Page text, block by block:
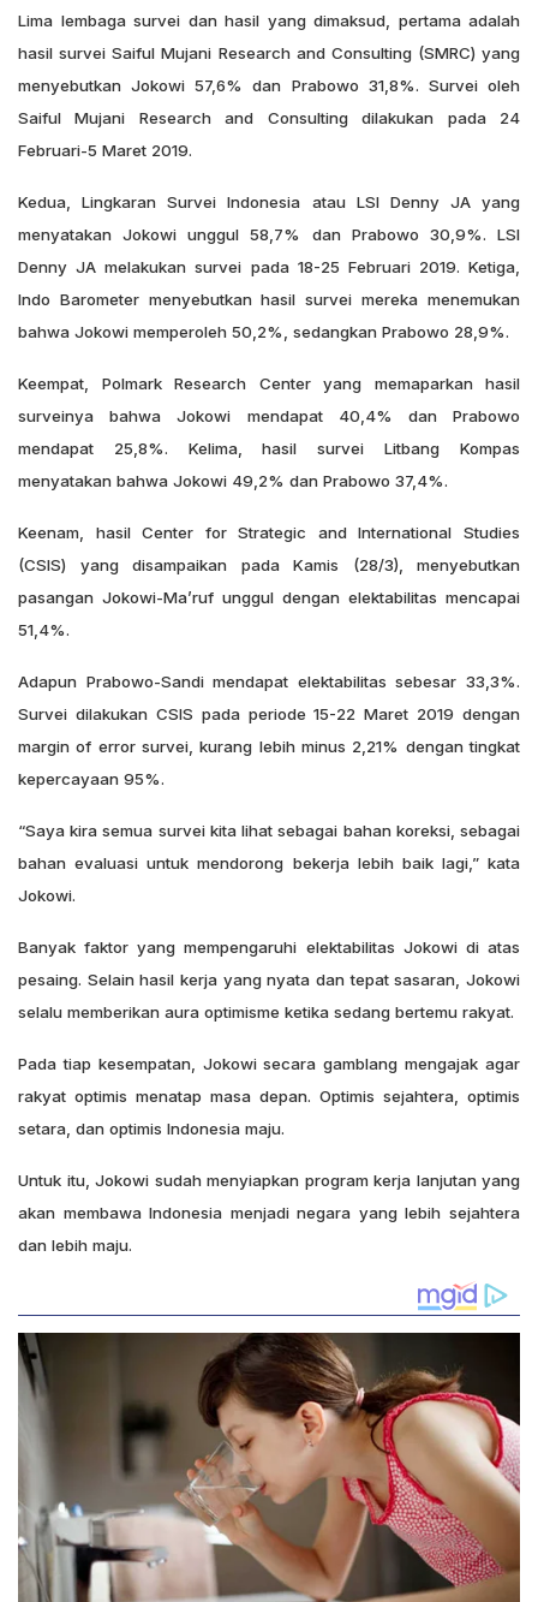
Lima lembaga survei dan hasil yang dimaksud, pertama adalah
hasil survei Saiful Mujani Research and Consulting (SMRC) yang
menyebutkan Jokowi 57,6% dan Prabowo 31,8%. Survei oleh
Saiful Mujani Research and Consulting dilakukan pada 24
Februari-5 Maret 2019.
Kedua, Lingkaran Survei Indonesia atau LSI Denny JA yang
menyatakan Jokowi unggul 58,7% dan Prabowo 30,9%. LSI
Denny JA melakukan survei pada 18-25 Februari 2019. Ketiga,
Indo Barometer menyebutkan hasil survei mereka menemukan
bahwa Jokowi memperoleh 50,2%, sedangkan Prabowo 28,9%.
Keempat, Polmark Research Center yang memaparkan hasil
surveinya bahwa Jokowi mendapat 40,4% dan Prabowo
mendapat 25,8%. Kelima, hasil survei Litbang Kompas
menyatakan bahwa Jokowi 49,2% dan Prabowo 37,4%.
Keenam, hasil Center for Strategic and International Studies
(CSIS) yang disampaikan pada Kamis (28/3), menyebutkan
pasangan Jokowi-Ma’ruf unggul dengan elektabilitas mencapai
51,4%.
Adapun Prabowo-Sandi mendapat elektabilitas sebesar 33,3%.
Survei dilakukan CSIS pada periode 15-22 Maret 2019 dengan
margin of error survei, kurang lebih minus 2,21% dengan tingkat
kepercayaan 95%.
“Saya kira semua survei kita lihat sebagai bahan koreksi, sebagai
bahan evaluasi untuk mendorong bekerja lebih baik lagi,” kata
Jokowi.
Banyak faktor yang mempengaruhi elektabilitas Jokowi di atas
pesaing. Selain hasil kerja yang nyata dan tepat sasaran, Jokowi
selalu memberikan aura optimisme ketika sedang bertemu rakyat.
Pada tiap kesempatan, Jokowi secara gamblang mengajak agar
rakyat optimis menatap masa depan. Optimis sejahtera, optimis
setara, dan optimis Indonesia maju.
Untuk itu, Jokowi sudah menyiapkan program kerja lanjutan yang
akan membawa Indonesia menjadi negara yang lebih sejahtera
dan lebih maju.